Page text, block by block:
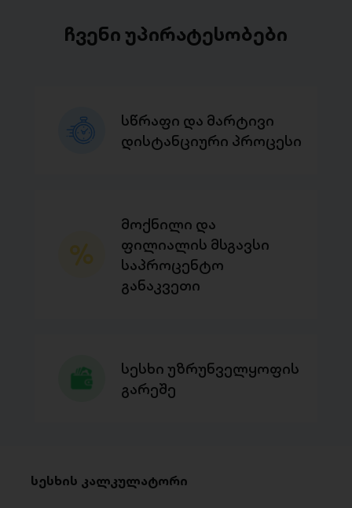
ჩვენი უპირატესობები
სწრაფი და მარტივი
დისტანციური პროცესი
მოქნილი და
ფილიალის მსგავსი
საპროცენტო
განაკვეთი
სესხი უზრუნველყოფის
გარეშე
სესხის კალკულატორი